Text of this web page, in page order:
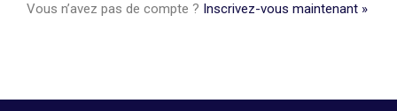
Vous n’avez pas de compte ? Inscrivez-vous maintenant »